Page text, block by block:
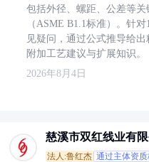
包括外径、螺距、公差等
（ASME B1.1标准）。针
见疑问，通过公式推导给
附加工艺建议与扩展知识。
2026年8月4日
慈溪市双红线业有限
法人:鲁红杰 通过主体资质